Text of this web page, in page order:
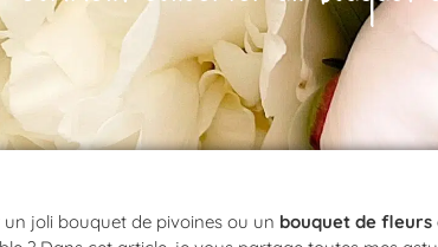
joli bouquet de pivoines ou un bouquet de fleurs